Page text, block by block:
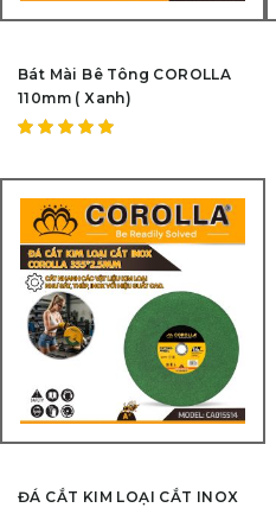
Bát Mài Bê Tông COROLLA
110mm ( Xanh)
5.005
sao
ĐÁ CẮT KIM LOẠI CẮT INOX